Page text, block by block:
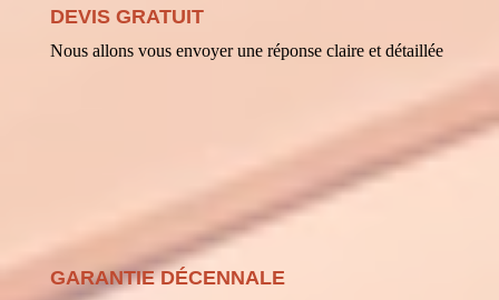
DEVIS GRATUIT
Nous allons vous envoyer une réponse claire et détaillée
GARANTIE DÉCENNALE